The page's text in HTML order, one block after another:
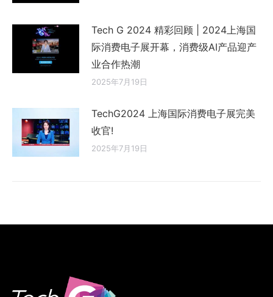
Tech G 2024 精彩回顾 | 2024上海国
际消费电子展开幕，消费级AI产品迎产
业合作热潮
2025年7月19日
TechG2024 上海国际消费电子展完美
收官!
2025年7月19日